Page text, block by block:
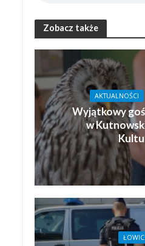
Zobacz także
AKTUALNOŚCI
Wyjątkowy
w